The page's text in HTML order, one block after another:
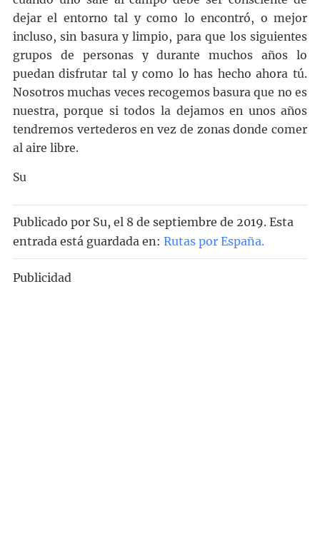
dejar el entorno tal y como lo encontró, o mejor
incluso, sin basura y limpio, para que los siguientes
grupos de personas y durante muchos años lo
puedan disfrutar tal y como lo has hecho ahora tú.
Nosotros muchas veces recogemos basura que no es
nuestra, porque si todos la dejamos en unos años
tendremos vertederos en vez de zonas donde comer
al aire libre.
Su
Publicado por Su, el 8 de septiembre de 2019. Esta
entrada está guardada en: Rutas por España.
Publicidad